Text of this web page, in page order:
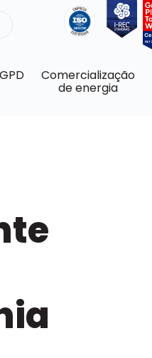
Comercialização
de energia